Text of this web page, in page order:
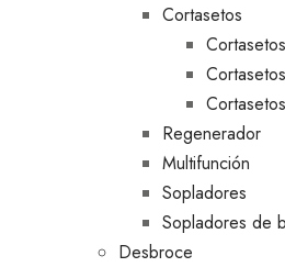
Cortasetos
Regenerador
Multifunción
Sopladores
Sopladores de
Desbroce